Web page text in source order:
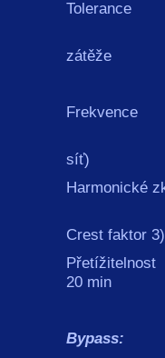
zátěže
síť)
Crest faktor 3)
20 min
Bypass: